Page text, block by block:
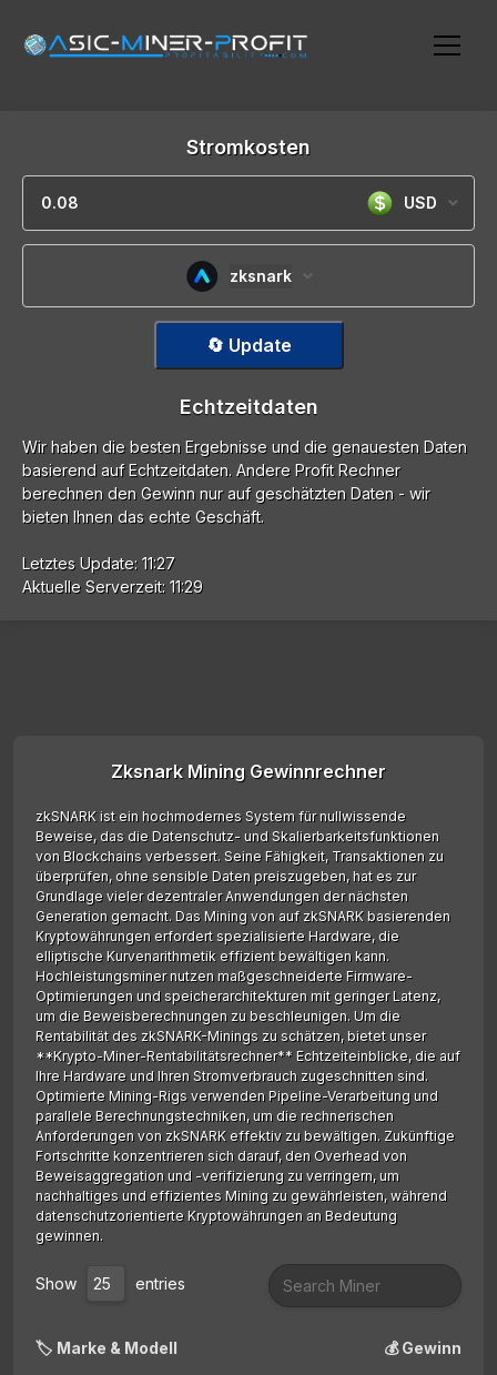
Stromkosten
USD
zksnark
🔄 Update
Echtzeitdaten
Wir haben die besten Ergebnisse und die genauesten Daten
basierend auf Echtzeitdaten. Andere Profit Rechner
berechnen den Gewinn nur auf geschätzten Daten - wir
bieten Ihnen das echte Geschäft.
Letztes Update: 11:27
Aktuelle Serverzeit: 11:29
Zksnark Mining Gewinnrechner
zkSNARK ist ein hochmodernes System für nullwissende
Beweise, das die Datenschutz- und Skalierbarkeitsfunktionen
von Blockchains verbessert. Seine Fähigkeit, Transaktionen zu
überprüfen, ohne sensible Daten preiszugeben, hat es zur
Grundlage vieler dezentraler Anwendungen der nächsten
Generation gemacht. Das Mining von auf zkSNARK basierenden
Kryptowährungen erfordert spezialisierte Hardware, die
elliptische Kurvenarithmetik effizient bewältigen kann.
Hochleistungsminer nutzen maßgeschneiderte Firmware-
Optimierungen und speicherarchitekturen mit geringer Latenz,
um die Beweisberechnungen zu beschleunigen. Um die
Rentabilität des zkSNARK-Minings zu schätzen, bietet unser
**Krypto-Miner-Rentabilitätsrechner** Echtzeiteinblicke, die auf
Ihre Hardware und Ihren Stromverbrauch zugeschnitten sind.
Optimierte Mining-Rigs verwenden Pipeline-Verarbeitung und
parallele Berechnungstechniken, um die rechnerischen
Anforderungen von zkSNARK effektiv zu bewältigen. Zukünftige
Fortschritte konzentrieren sich darauf, den Overhead von
Beweisaggregation und -verifizierung zu verringern, um
nachhaltiges und effizientes Mining zu gewährleisten, während
datenschutzorientierte Kryptowährungen an Bedeutung
gewinnen.
Show entries
🏷️ Marke & Modell 💰 Gewinn